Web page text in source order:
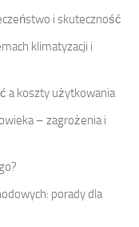
i skuteczność
klimatyzacji i
a koszty użytkowania
– zagrożenia i
porady dla